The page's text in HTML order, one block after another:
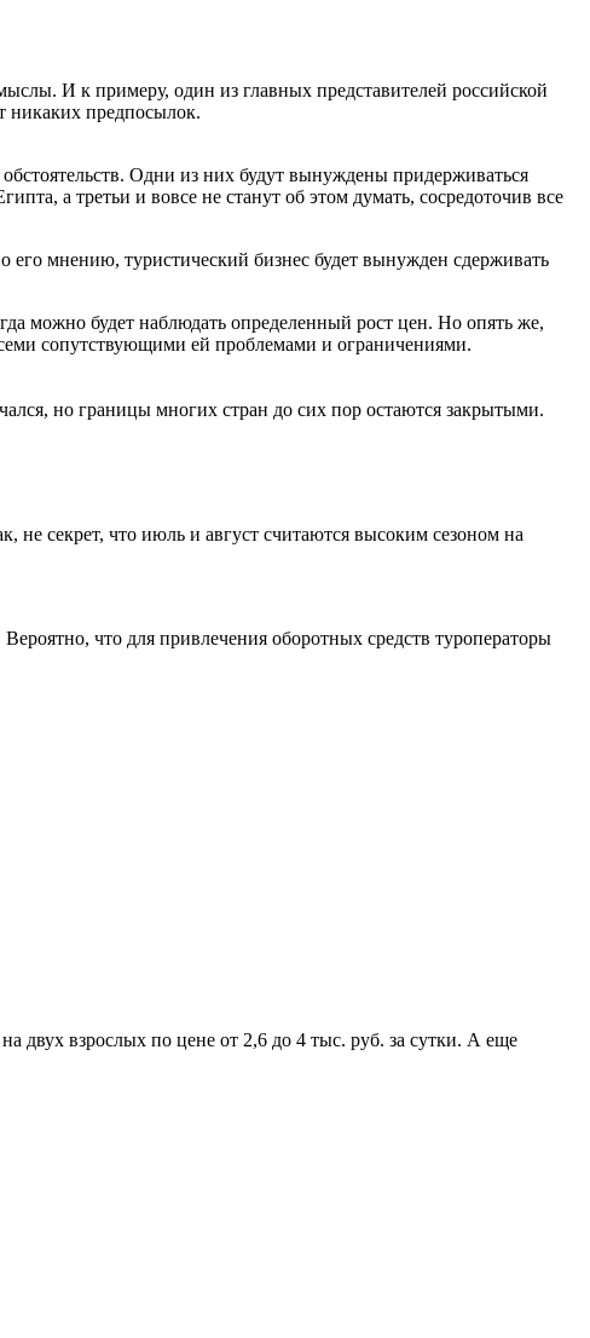
И к примеру, один из главных представителей российской
никаких предпосылок.
Одни из них будут вынуждены придерживаться
а третьи и вовсе не станут об этом думать, сосредоточив все
его мнению, туристический бизнес будет вынужден сдерживать
можно будет наблюдать определенный рост цен. Но опять же,
сопутствующими ей проблемами и ограничениями.
но границы многих стран до сих пор остаются закрытыми.
не секрет, что июль и август считаются высоким сезоном на
что для привлечения оборотных средств туроператоры
двух взрослых по цене от 2,6 до 4 тыс. руб. за сутки. А еще